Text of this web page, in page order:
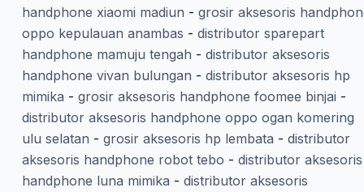
handphone xiaomi madiun - grosir aksesoris
oppo kepulauan anambas - distributor sparepart
handphone mamuju tengah - distributor aksesoris
handphone vivan bulungan - distributor aksesoris hp
mimika - grosir aksesoris handphone foomee binjai -
distributor aksesoris handphone oppo ogan komering
ulu selatan - grosir aksesoris hp lembata - distributor
aksesoris handphone robot tebo - distributor aksesoris
handphone luna mimika - distributor aksesoris